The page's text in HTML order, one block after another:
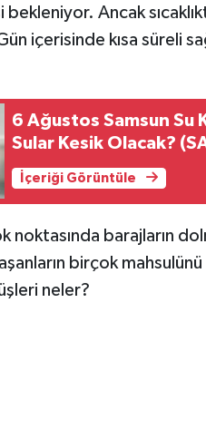
Ancak
içerisinde kısa süreli
6 Ağustos Samsun Su
Sular Kesik Olacak?
İçeriği Görüntüle
noktasında barajların
birçok
neler?